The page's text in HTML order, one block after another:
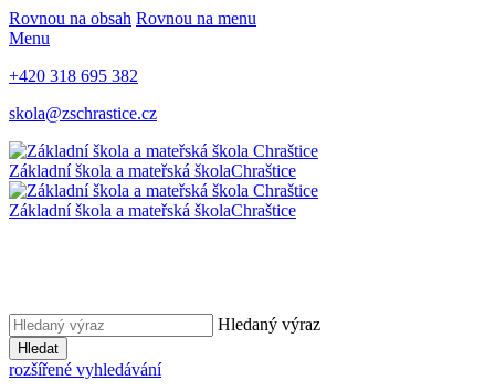
Rovnou na obsah Rovnou na menu
Menu
+420 318 695 382
skola@zschrastice.cz
Základní škola a mateřská školaChraštice
Základní škola a mateřská školaChraštice
Hledaný výraz
Hledat
rozšířené vyhledávání